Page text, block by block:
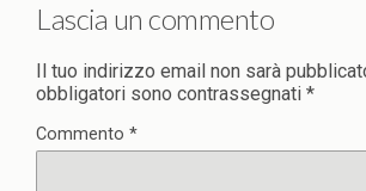
Lascia un commento
Il tuo indirizzo email non sarà
obbligatori sono contrassegnati *
Commento *